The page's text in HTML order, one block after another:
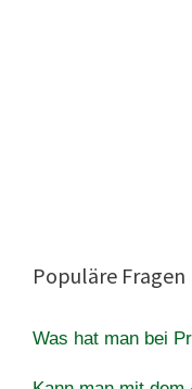
Populäre Fragen
Was hat man bei